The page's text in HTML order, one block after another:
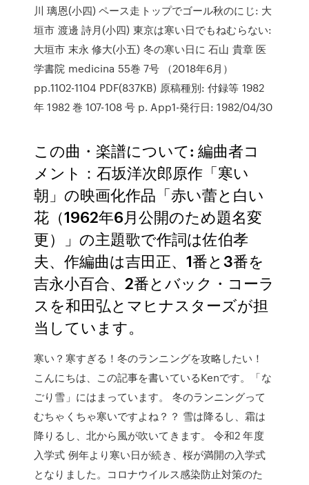
川 璃恩(小四) ペース走トップでゴール秋のにじ: 大
垣市 渡邊 詩月(小四) 東京は寒い日でもねむらない:
大垣市 末永 修大(小五) 冬の寒い日に 石山 貴章 医
学書院 medicina 55巻 7号 （2018年6月）
pp.1102-1104 PDF(837KB) 原稿種別: 付録等 1982
年 1982 巻 107-108 号 p. App1-発行日: 1982/04/30
この曲・楽譜について: 編曲者コ
メント：石坂洋次郎原作「寒い
朝」の映画化作品「赤い蕾と白い
花（1962年6月公開のため題名変
更）」の主題歌で作詞は佐伯孝
夫、作編曲は吉田正、1番と3番を
吉永小百合、2番とバック・コーラ
スを和田弘とマヒナスターズが担
当しています。
寒い？寒すぎる！冬のランニングを攻略したい！
こんにちは、この記事を書いているKenです。「な
ごり雪」にはまっています。 冬のランニングって
むちゃくちゃ寒いですよね？？ 雪は降るし、霜は
降りるし、北から風が吹いてきます。 令和2 年度
入学式 例年より寒い日が続き、桜が満開の入学式
となりました。コロナウイルス感染防止対策のた